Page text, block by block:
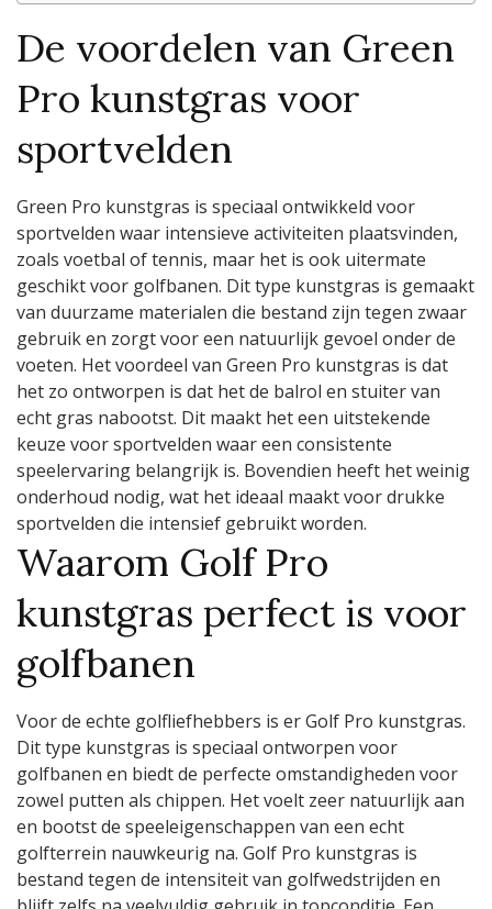
De voordelen van Green
Pro kunstgras voor
sportvelden
Green Pro kunstgras is speciaal ontwikkeld voor
sportvelden waar intensieve activiteiten plaatsvinden,
zoals voetbal of tennis, maar het is ook uitermate
geschikt voor golfbanen. Dit type kunstgras is gemaakt
van duurzame materialen die bestand zijn tegen zwaar
gebruik en zorgt voor een natuurlijk gevoel onder de
voeten. Het voordeel van Green Pro kunstgras is dat
het zo ontworpen is dat het de balrol en stuiter van
echt gras nabootst. Dit maakt het een uitstekende
keuze voor sportvelden waar een consistente
speelervaring belangrijk is. Bovendien heeft het weinig
onderhoud nodig, wat het ideaal maakt voor drukke
sportvelden die intensief gebruikt worden.
Waarom Golf Pro
kunstgras perfect is voor
golfbanen
Voor de echte golfliefhebbers is er Golf Pro kunstgras.
Dit type kunstgras is speciaal ontworpen voor
golfbanen en biedt de perfecte omstandigheden voor
zowel putten als chippen. Het voelt zeer natuurlijk aan
en bootst de speeleigenschappen van een echt
golfterrein nauwkeurig na. Golf Pro kunstgras is
bestand tegen de intensiteit van golfwedstrijden en